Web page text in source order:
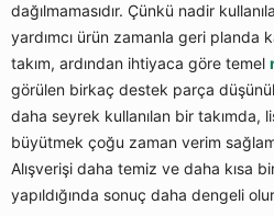
dağılmamasıdır. Çünkü nadir
yardımcı ürün zamanla geri planda
takım, ardından ihtiyaca göre temel
görülen birkaç destek parça
daha seyrek kullanılan bir takımda,
büyütmek çoğu zaman verim
Alışverişi daha temiz ve daha kısa
yapıldığında sonuç daha dengeli